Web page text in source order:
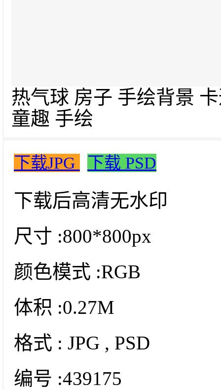
热气球 房子 手绘背景
童趣 手绘
下载JPG 下载 PSD
下载后高清无水印
尺寸 :800*800px
颜色模式 :RGB
体积 :0.27M
格式 : JPG , PSD
编号 :439175